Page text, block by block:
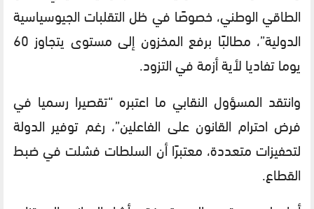
الطاقي الوطني، خصوصًا في ظل التقلبات الجيوسياسية
الدولية”، مطالبًا برفع المخزون إلى مستوى يتجاوز 60
يوما تفاديا لأية أزمة في التزود.
وانتقد المسؤول النقابي ما اعتبره “تقصيرا رسميا في
فرض احترام القانون على الفاعلين”، رغم توفير الدولة
لتحفيزات متعددة، معتبرًا أن السلطات فشلت في ضبط
القطاع.